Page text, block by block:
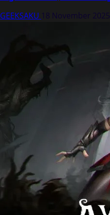
GEEKSAKU 18 November 2025